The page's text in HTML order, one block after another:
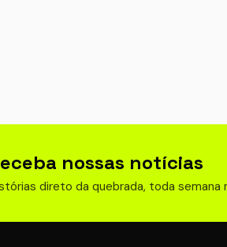
nossas notícias
direto da quebrada, toda semana